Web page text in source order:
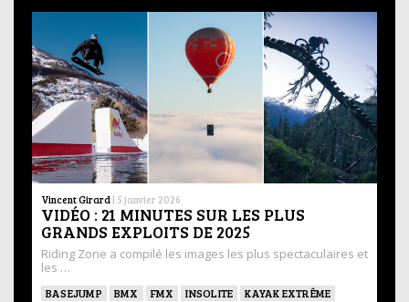
Vincent Girard | 5 janvier 2026
VIDÉO : 21 MINUTES SUR LES PLUS
GRANDS EXPLOITS DE 2025
Riding Zone a compilé les images les plus spectaculaires et
les …
BASEJUMP BMX FMX INSOLITE
KAYAK EXTRÊME